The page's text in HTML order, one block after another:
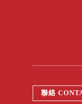
聯絡